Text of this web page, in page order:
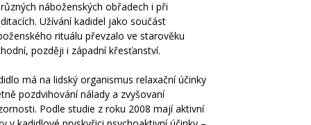
náboženských obřadech i při
Užívání kadidel jako součást
rituálu převzalo ve starověku
později i západní křesťanství.
má na lidský organismus relaxační účinky
pozdvihování nálady a zvyšovaní
Podle studie z roku 2008 mají aktivní